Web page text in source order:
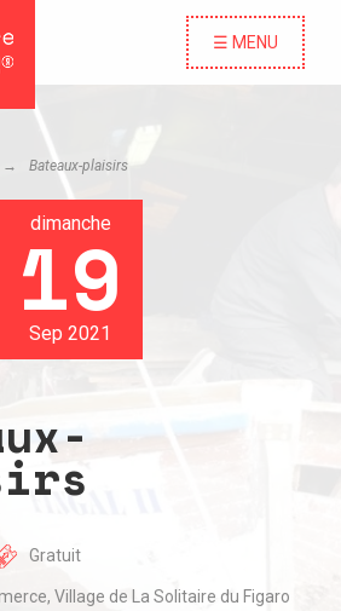
☰ MENU
Bateaux-plaisirs
dimanche
19
Sep 2021
Gratuit
Village de La Solitaire du Figaro